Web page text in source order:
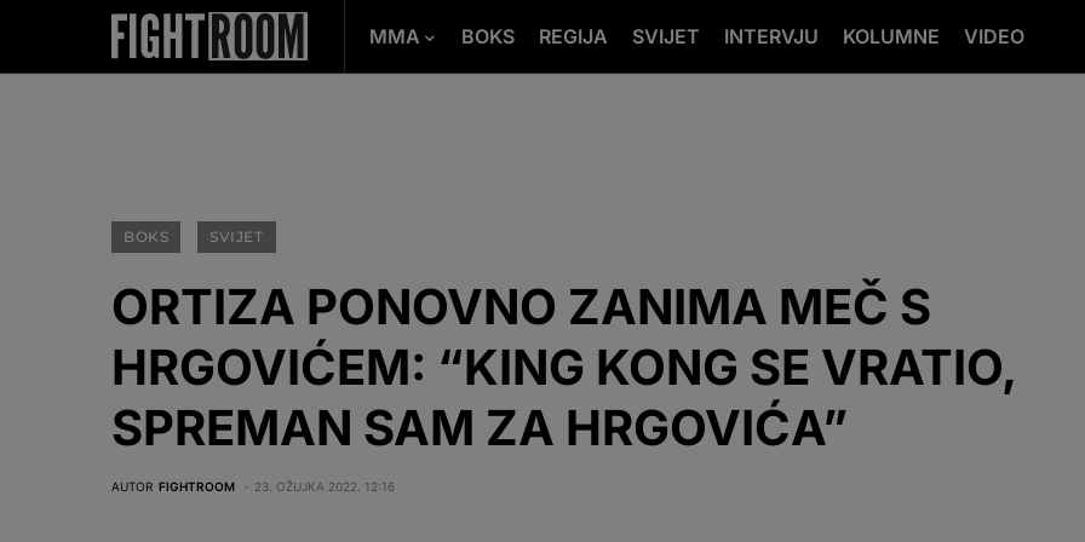
MMA BOKS REGIJA SVIJET INTERVJU KOLUMNE VIDEO
BOKS SVIJET
ORTIZA PONOVNO ZANIMA MEČ S
HRGOVIĆEM: “KING KONG SE VRATIO,
SPREMAN SAM ZA HRGOVIĆA”
AUTOR FIGHTROOM 23. OŽUJKA 2022. 12:16